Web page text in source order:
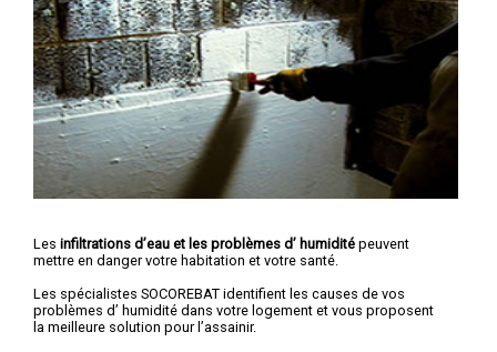
Les infiltrations d’eau et les problèmes d’ humidité peuvent
mettre en danger votre habitation et votre santé.
Les spécialistes SOCOREBAT identifient les causes de vos
problèmes d’ humidité dans votre logement et vous proposent
la meilleure solution pour l’assainir.